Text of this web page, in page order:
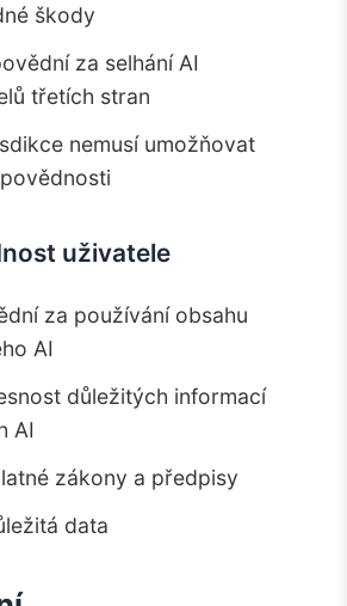
škody
za selhání AI
třetích stran
nemusí umožňovat
uživatele
za používání obsahu
AI
důležitých informací
AI
zákony a předpisy
data